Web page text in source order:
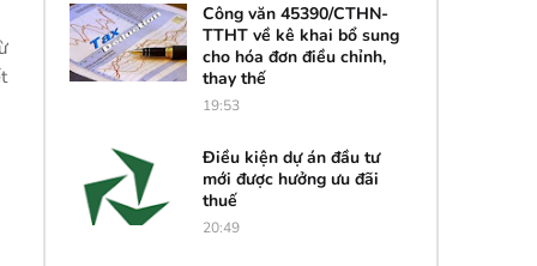
Công văn 45390/CTHN-
TTHT về kê khai bổ sung
cho hóa đơn điều chỉnh,
thay thế
19:53
Điều kiện dự án đầu tư
mới được hưởng ưu đãi
thuế
20:49